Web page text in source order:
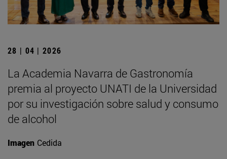
28 | 04 | 2026
La Academia Navarra de Gastronomía
premia al proyecto UNATI de la Universidad
por su investigación sobre salud y consumo
de alcohol
Imagen Cedida